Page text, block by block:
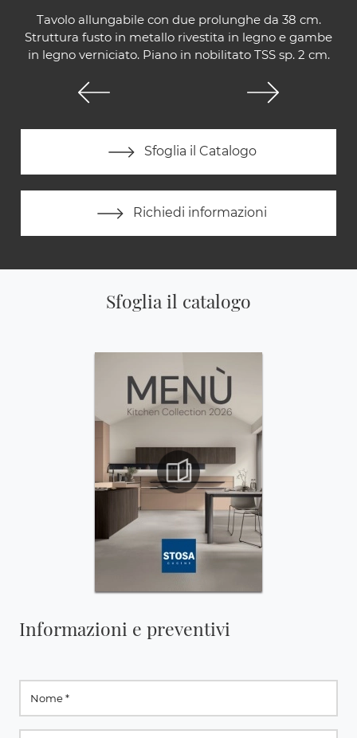
Tavolo allungabile con due prolunghe da 38 cm.
Struttura fusto in metallo rivestita in legno e gambe
in legno verniciato. Piano in nobilitato TSS sp. 2 cm.
Sfoglia il Catalogo
Richiedi informazioni
Sfoglia il catalogo
Informazioni e preventivi